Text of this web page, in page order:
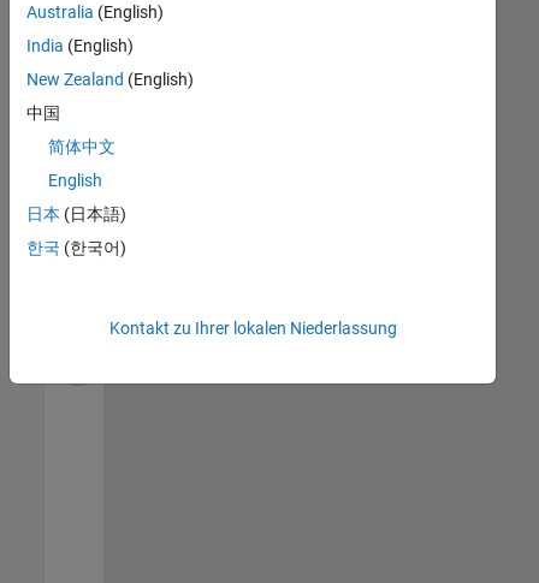
Ihrer
Region
Technical Account Manager - Commercial Vehicles (m/f/d)
Commercial
Vehicles
(m/f/d)
Berufserfahrene
Technical Account Manager - Energy Transformation (m/f/
Australia (English)
India (English)
New Zealand (English)
中国
简体中文
English
日本 (日本語)
한국 (한국어)
Kontakt zu Ihrer lokalen Niederlassung